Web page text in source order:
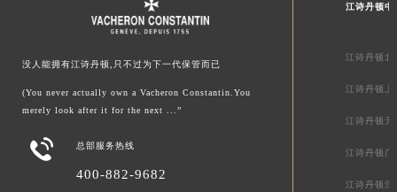
没人能拥有江诗丹顿,只不过为下一代保管而已
(You never actually own a Vacheron Constantin.You
merely look after it for the next ...”
 总部服务热线
400-882-9682
江诗丹顿中
江诗丹顿北
江诗丹顿上
江诗丹顿天
江诗丹顿广
江诗丹顿深